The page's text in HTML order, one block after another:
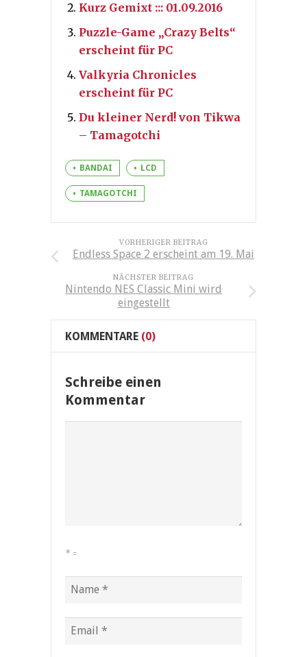
Kurz Gemixt ::: 01.09.2016
Puzzle-Game „Crazy Belts“
erscheint für PC
Valkyria Chronicles
erscheint für PC
Du kleiner Nerd! von Tikwa
– Tamagotchi
BANDAI LCD
TAMAGOTCHI
VORHERIGER BEITRAG
Endless Space 2 erscheint am 19. Mai
NÄCHSTER BEITRAG
Nintendo NES Classic Mini wird
eingestellt
KOMMENTARE (0)
Schreibe einen
Kommentar
* =